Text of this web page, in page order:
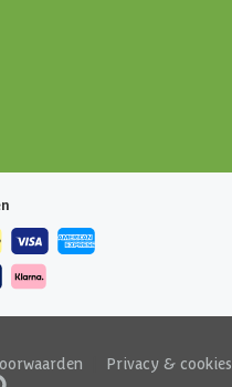
Privacy & cookies